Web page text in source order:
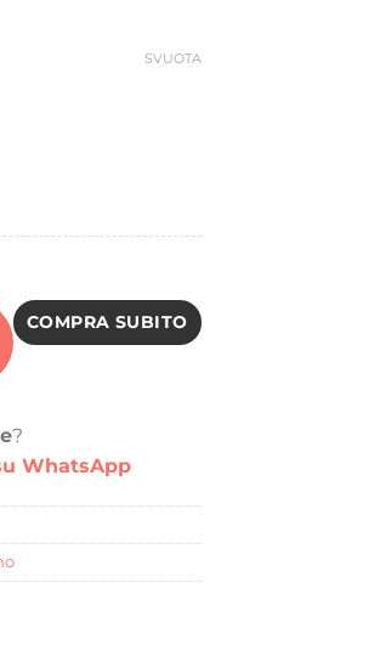
SVUOTA
COMPRA SUBITO
?
WhatsApp